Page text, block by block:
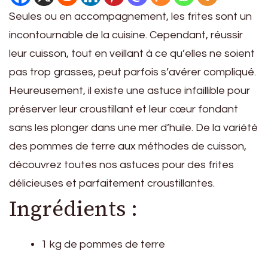
Seules ou en accompagnement, les frites sont un
incontournable de la cuisine. Cependant, réussir
leur cuisson, tout en veillant à ce qu’elles ne soient
pas trop grasses, peut parfois s’avérer compliqué.
Heureusement, il existe une astuce infaillible pour
préserver leur croustillant et leur cœur fondant
sans les plonger dans une mer d’huile. De la variété
des pommes de terre aux méthodes de cuisson,
découvrez toutes nos astuces pour des frites
délicieuses et parfaitement croustillantes.
Ingrédients :
1 kg de pommes de terre